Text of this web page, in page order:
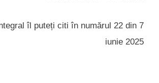
îl puteți citi în numărul 22 din 7
iunie 2025